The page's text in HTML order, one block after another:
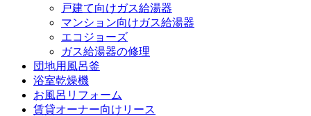
戸建て向けガス給湯器
マンション向けガス給湯器
エコジョーズ
ガス給湯器の修理
団地用風呂釜
浴室乾燥機
お風呂リフォーム
賃貸オーナー向けリース